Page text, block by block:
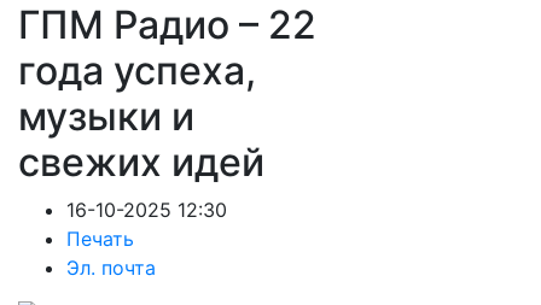
ГПМ Радио – 22
года успеха,
музыки и
свежих идей
16-10-2025 12:30
Печать
Эл. почта